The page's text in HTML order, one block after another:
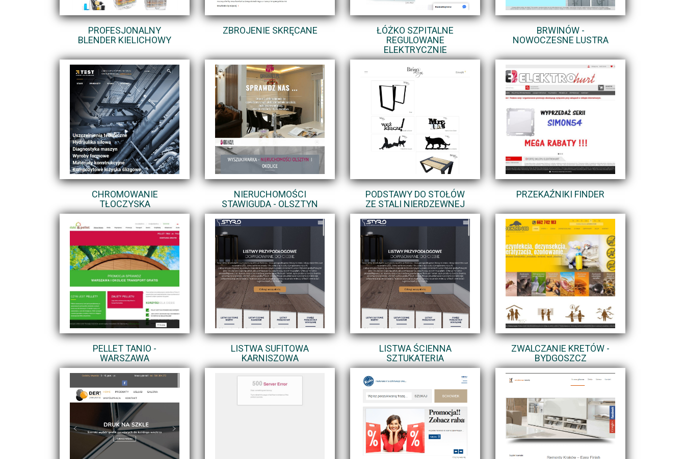
PROFESJONALNY
BLENDER KIELICHOWY
ZBROJENIE SKRĘCANE
ŁÓŻKO SZPITALNE
REGULOWANE
ELEKTRYCZNIE
BRWINÓW -
NOWOCZESNE LUSTRA
CHROMOWANIE
TŁOCZYSKA
NIERUCHOMOŚCI
STAWIGUDA - OLSZTYN
PODSTAWY DO STOŁÓW
ZE STALI NIERDZEWNEJ
PRZEKAŹNIKI FINDER
PELLET TANIO -
WARSZAWA
LISTWA SUFITOWA
KARNISZOWA
LISTWA ŚCIENNA
SZTUKATERIA
ZWALCZANIE KRETÓW -
BYDGOSZCZ